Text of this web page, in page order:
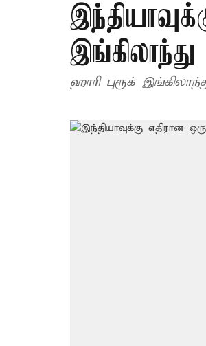
ஹாரி புரூக்